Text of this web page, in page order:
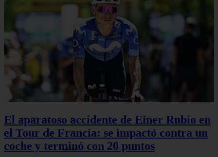
El aparatoso accidente de Einer Rubio en
el Tour de Francia: se impactó contra un
coche y terminó con 20 puntos